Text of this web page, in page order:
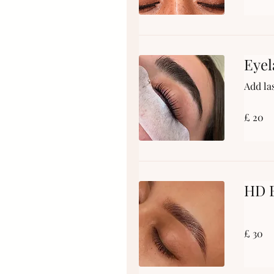
Add
20
£ 20
HD
30
£ 30